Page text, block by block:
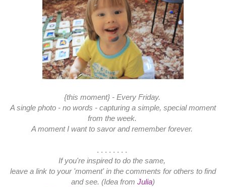
{this moment} - Every Friday.
A single photo - no words - capturing a simple, special moment
from the week.
A moment I want to savor and remember forever.
. . . . . . . .
If you're inspired to do the same,
leave a link to your 'moment' in the comments for others to find
and see. (Idea from Julia)